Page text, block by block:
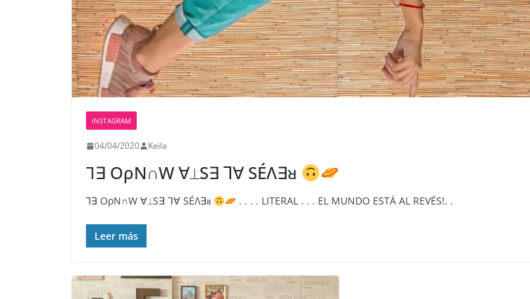
INSTAGRAM
04/04/2020 Keila
⅂∃ OρN∩W ∀⟂S∃ ⅂∀ SÉΛ∃ᴚ
⅂∃ OρN∩W ∀⟂S∃ ⅂∀ SÉΛ∃ᴚ . . . . LITERAL . . . EL MUNDO ESTÁ AL REVÉS!. .
Leer más